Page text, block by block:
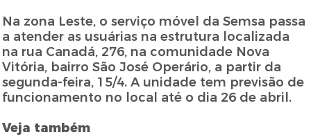
Na zona Leste, o serviço móvel da Semsa passa
a atender as usuárias na estrutura localizada
na rua Canadá, 276, na comunidade Nova
Vitória, bairro São José Operário, a partir da
segunda-feira, 15/4. A unidade tem previsão de
funcionamento no local até o dia 26 de abril.
Veja também